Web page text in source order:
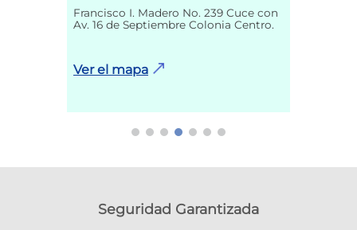
Francisco I. Madero No. 239 Cuce con
Av. 16 de Septiembre Colonia Centro.
Ver el mapa
Seguridad Garantizada